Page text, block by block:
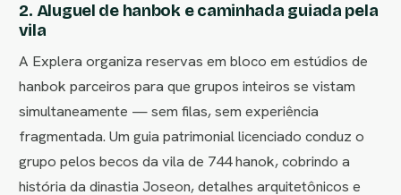
2. Aluguel de hanbok e caminhada guiada pela
vila
A Explera organiza reservas em bloco em estúdios de
hanbok parceiros para que grupos inteiros se vistam
simultaneamente — sem filas, sem experiência
fragmentada. Um guia patrimonial licenciado conduz o
grupo pelos becos da vila de 744 hanok, cobrindo a
história da dinastia Joseon, detalhes arquitetônicos e